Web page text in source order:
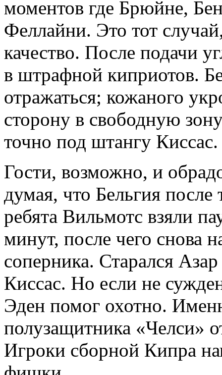
моментов где Брюйне,
Феллайни. Это тот
качество. После подачи
в штрафной киприотов.
отражаться; кожаного
сторону в свободную
точно под штангу Киссас.
Гости, возможно, и
думая, что Бельгия
ребята Вильмотс взяли
минут, после чего снова
соперника. Старался
Киссас. Но если не
Эден помог охотно.
полузащитника «Челси»
Игроки сборной Кипра